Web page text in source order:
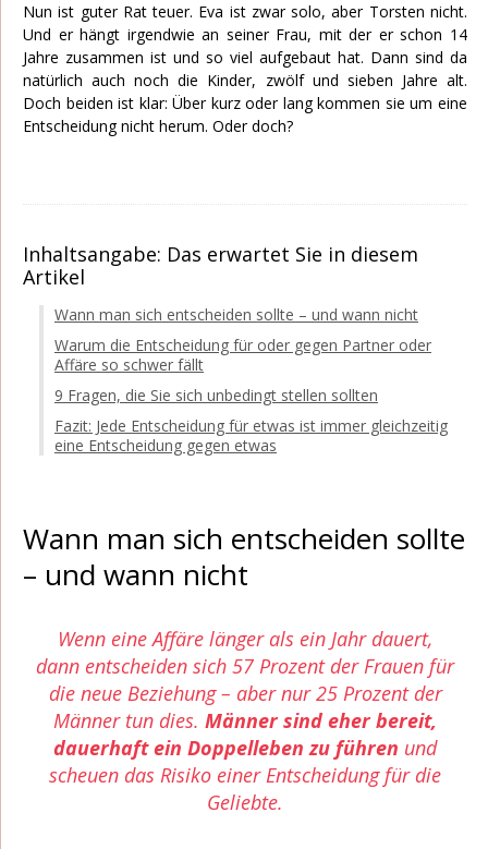
Nun ist guter Rat teuer. Eva ist zwar solo, aber Torsten nicht.
Und er hängt irgendwie an seiner Frau, mit der er schon 14
Jahre zusammen ist und so viel aufgebaut hat. Dann sind da
natürlich auch noch die Kinder, zwölf und sieben Jahre alt.
Doch beiden ist klar: Über kurz oder lang kommen sie um eine
Entscheidung nicht herum. Oder doch?
Inhaltsangabe: Das erwartet Sie in diesem
Artikel
Wann man sich entscheiden sollte – und wann nicht
Warum die Entscheidung für oder gegen Partner oder
Affäre so schwer fällt
9 Fragen, die Sie sich unbedingt stellen sollten
Fazit: Jede Entscheidung für etwas ist immer gleichzeitig
eine Entscheidung gegen etwas
Wann man sich entscheiden sollte
– und wann nicht
Wenn eine Affäre länger als ein Jahr dauert,
dann entscheiden sich 57 Prozent der Frauen für
die neue Beziehung – aber nur 25 Prozent der
Männer tun dies. Männer sind eher bereit,
dauerhaft ein Doppelleben zu führen und
scheuen das Risiko einer Entscheidung für die
Geliebte.